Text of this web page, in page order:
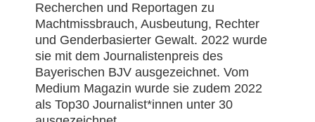
Recherchen und Reportagen zu
Machtmissbrauch, Ausbeutung, Rechter
und Genderbasierter Gewalt. 2022 wurde
sie mit dem Journalistenpreis des
Bayerischen BJV ausgezeichnet. Vom
Medium Magazin wurde sie zudem 2022
als Top30 Journalist*innen unter 30